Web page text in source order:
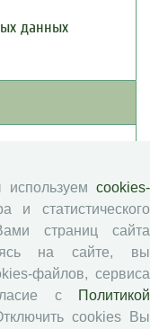
данных
cookies-
статистического
страниц сайта
на сайте, вы
файлов, сервиса
с
Политикой
cookies Вы